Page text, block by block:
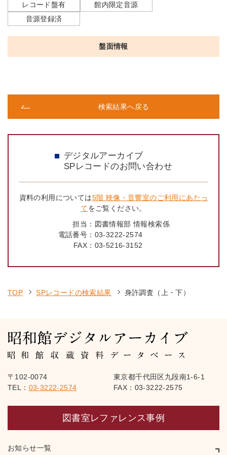
盤面情報
レコード盤有
館内限定音源
音源登録済
検索結果へ戻る
デジタルアーカイブ
SPレコードのお問い合わせ
資料の利用については5階 映像・音響室のご利用にあたっ
てをご覧ください。
担当： 図書情報部 情報検索係
電話番号： 03-3222-2574
FAX： 03-5216-3152
TOP SPレコードの検索結果 身許調査（上・下）
〒102-0074
東京都千代田区九段南1-6-1
TEL： 03-3222-2574 FAX：03-3222-2575
図書室レファレンス事例
お知らせ一覧